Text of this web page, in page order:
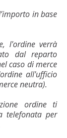
in base
l'ordine verrà
dal reparto
caso di merce
all'ufficio
neutra).
ordine ti
telefonata per